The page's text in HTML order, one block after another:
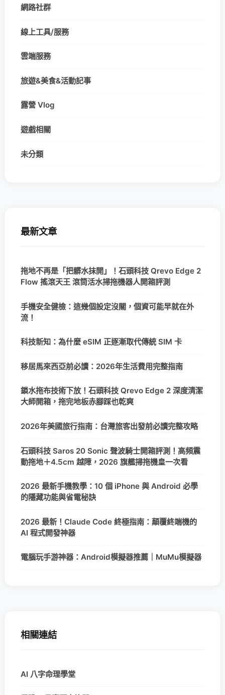
網路社群
線上工具/服務
雲端服務
旅遊&美食&活動記事
露營 Vlog
遊戲相關
未分類
最新文章
拖地不再是「把髒水抹開」！石頭科技 Qrevo Edge 2
Flow 搖滾天王 滾筒活水掃拖機器人開箱評測
手機安全健檢：這幾個設定沒關，個資可能早就在外
流！
科技新知：為什麼 eSIM 正逐漸取代傳統 SIM 卡
移居馬來西亞前必讀：2026年生活費用完整指南
鎖水拖布技術下放！石頭科技 Qrevo Edge 2 深度清潔
大師開箱，拖完地板赤腳踩也乾爽
2026年美國旅行指南：台灣旅客出發前必讀完整攻略
石頭科技 Saros 20 Sonic 聲波騎士開箱評測！高頻震
動拖地＋4.5cm 越障，2026 旗艦掃拖機皇一次看
2026 最新手機教學：10 個 iPhone 與 Android 必學
的隱藏功能與省電秘訣
2026 最新！Claude Code 終極指南：顛覆終端機的
AI 程式開發神器
電腦玩手游神器：Android模擬器推薦｜MuMu模擬器
相關連結
AI 八字命理學堂